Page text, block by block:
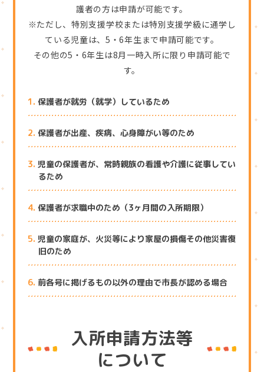
護者の方は申請が可能です。
※ただし、特別支援学校または特別支援学級に通学し
ている児童は、5・6年生まで申請可能です。
その他の5・6年生は8月一時入所に限り申請可能で
す。
保護者が就労（就学）しているため
保護者が出産、疾病、心身障がい等のため
児童の保護者が、常時親族の看護や介護に従事してい
るため
保護者が求職中のため（3ヶ月間の入所期限）
児童の家庭が、火災等により家屋の損傷その他災害復
旧のため
前各号に掲げるもの以外の理由で市長が認める場合
入所申請方法等
について